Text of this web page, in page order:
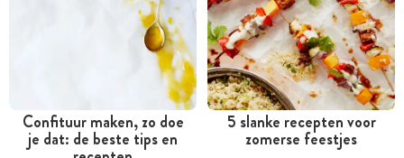
Confituur maken, zo doe
je dat: de beste tips en
5 slanke recepten voor
zomerse feestjes